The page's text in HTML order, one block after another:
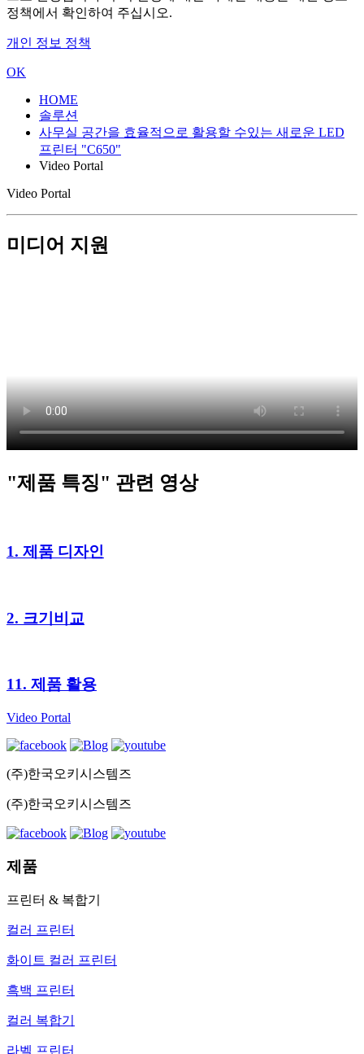
정책에서 확인하여 주십시오.
개인 정보 정책
OK
HOME
솔루션
사무실 공간을 효율적으로 활용할 수있는 새로운 LED
프린터 "C650"
Video Portal
Video Portal
미디어 지원
"제품 특징" 관련 영상
1. 제품 디자인
2. 크기비교
11. 제품 활용
Video Portal
(주)한국오키시스템즈
(주)한국오키시스템즈
제품
프린터 & 복합기
컬러 프린터
화이트 컬러 프린터
흑백 프린터
컬러 복합기
라벨 프린터